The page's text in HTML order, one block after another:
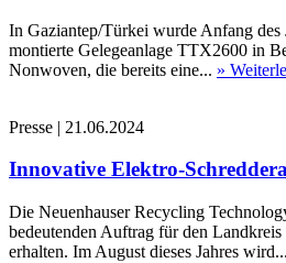
In Gaziantep/Türkei wurde Anfang des
montierte Gelegeanlage TTX2600 in
Nonwoven, die bereits eine... »
Presse | 21.06.2024
Innovative Elektro-
Die Neuenhauser Recycling
bedeutenden Auftrag für den
erhalten. Im August dieses Jahres wird...